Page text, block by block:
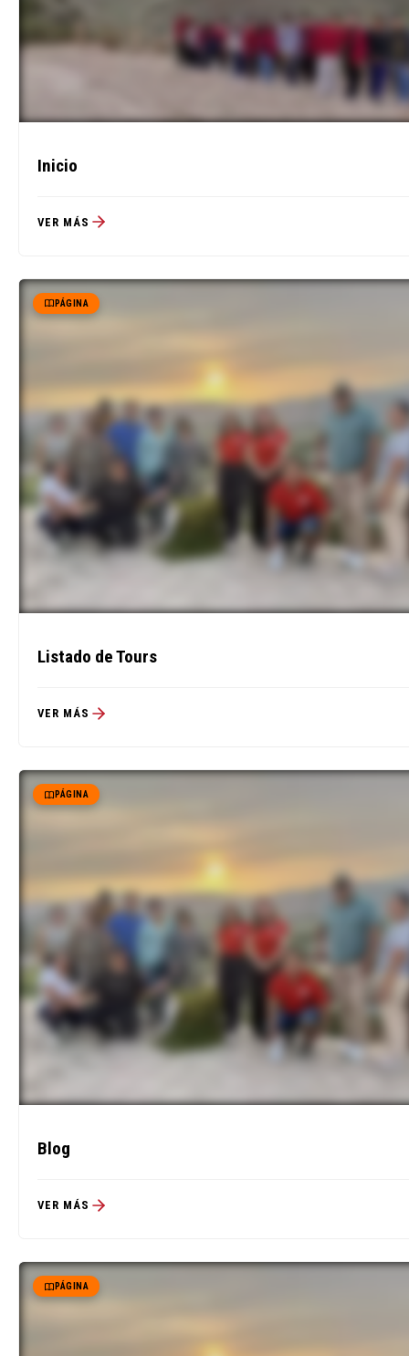
Inicio
VER MÁS
PÁGINA
Listado de Tours
VER MÁS
PÁGINA
Blog
VER MÁS
PÁGINA